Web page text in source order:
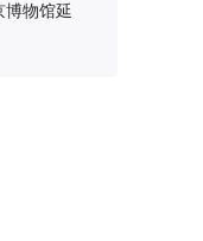
博物馆延